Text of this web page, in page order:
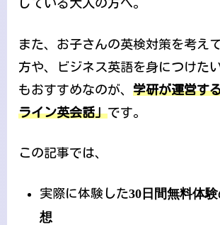
じている大人の方へ。
また、お子さんの英検対策を考え
方や、ビジネス英語を身につけた
もおすすめなのが、 学研が運営す
ライン英会話」です。
この記事では、
実際に体験した30日間無料体
想